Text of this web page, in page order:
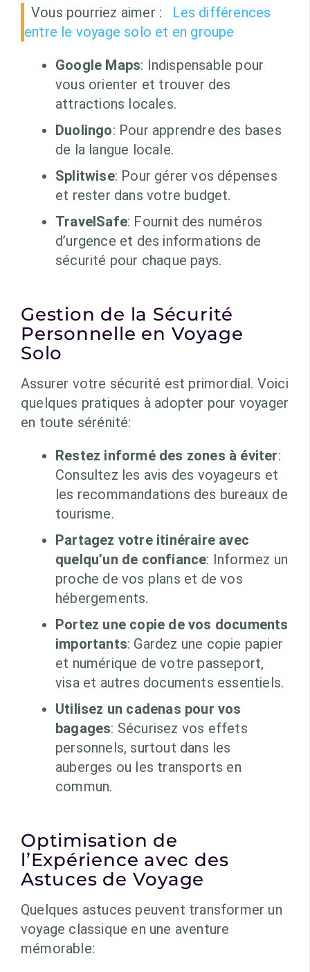
Vous pourriez aimer :
Les différences
entre le voyage solo et en groupe
Google Maps: Indispensable pour
vous orienter et trouver des
attractions locales.
Duolingo: Pour apprendre des bases
de la langue locale.
Splitwise: Pour gérer vos dépenses
et rester dans votre budget.
TravelSafe: Fournit des numéros
d’urgence et des informations de
sécurité pour chaque pays.
Gestion de la Sécurité
Personnelle en Voyage
Solo
Assurer votre sécurité est primordial. Voici
quelques pratiques à adopter pour voyager
en toute sérénité:
Restez informé des zones à éviter:
Consultez les avis des voyageurs et
les recommandations des bureaux de
tourisme.
Partagez votre itinéraire avec
quelqu’un de confiance: Informez un
proche de vos plans et de vos
hébergements.
Portez une copie de vos documents
importants: Gardez une copie papier
et numérique de votre passeport,
visa et autres documents essentiels.
Utilisez un cadenas pour vos
bagages: Sécurisez vos effets
personnels, surtout dans les
auberges ou les transports en
commun.
Optimisation de
l’Expérience avec des
Astuces de Voyage
Quelques astuces peuvent transformer un
voyage classique en une aventure
mémorable: